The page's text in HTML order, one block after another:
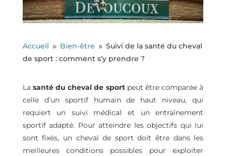
Accueil 9 Bien-être 9 Suivi de la santé du cheval
de sport : comment s’y prendre ?
La santé du cheval de sportpeut être comparée à
celle d’un sportif humain de haut niveau, qui
requiert un suivi médical et un entraînement
sportif adapté. Pour atteindre les objectifs qui lui
sont fixés, un cheval de sport doit être dans les
meilleures conditions possibles pour exploiter